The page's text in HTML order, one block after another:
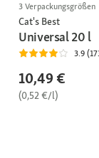
3 Verpackungsgrößen
Cat's Best
Universal 20 l
3.9
10,49 €
(0,52 €/l)